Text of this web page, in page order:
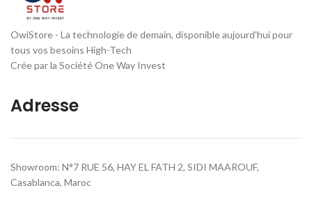
OwiStore - La technologie de demain, disponible aujourd'hui pour
tous vos besoins High-Tech
Crée par la Société One Way Invest
Adresse
Showroom: N°7 RUE 56, HAY EL FATH 2, SIDI MAAROUF,
Casablanca, Maroc